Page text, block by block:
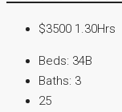
$3500 1.30Hrs
Beds: 34B
Baths: 3
25